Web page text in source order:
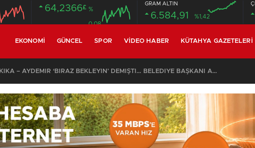
64,2366£ %
0.08
GRAM ALTIN
6.584,91 %1,42
EKONOMI GÜNCEL SPOR VIDEO HABER KÜTAHYA GAZETELERI
SON DAKİKA – AYDEMİR ‘BİRAZ BEKLEYİN’ DEMİŞTİ… BELEDİYE BAŞKANI AK PARTİ’YE GEÇİYOR